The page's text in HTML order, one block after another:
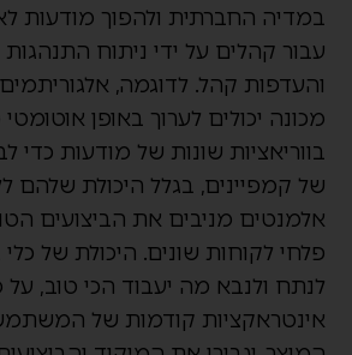
במדיה החברתית ולהפוך מודעות
עבור קהלים על ידי ניתוח
והעדפות קהל. לדוגמה,
בווריאציות שונות של מודעות כדי
של קמפיינים, בגלל היכולת שלהם
אלמנטים מניבים את הביצועים
פלחי לקוחות שונים. היכולת של
לנתח ולנבא מה יעבוד הכי טוב,
אינטראקציות קודמות של